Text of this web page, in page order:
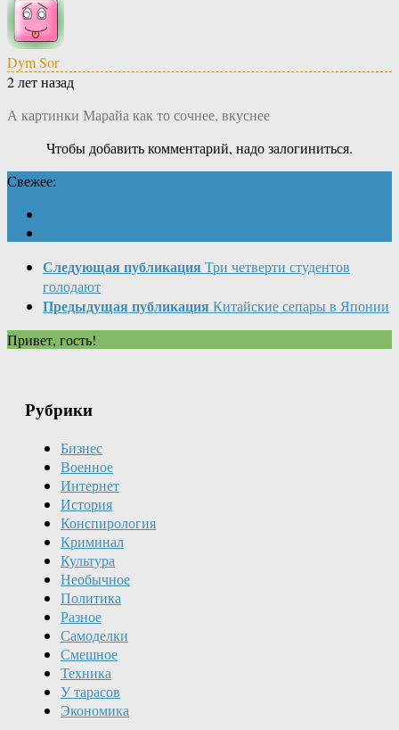
Dym Sor
2 лет назад
А картинки Марайа как то сочнее, вкуснее
Чтобы добавить комментарий, надо залогиниться.
Свежее:
Следующая публикация Три четверти студентов
голодают
Предыдущая публикация Китайские сепары в Японии
Привет, гость!
Рубрики
Бизнес
Военное
Интернет
История
Конспирология
Криминал
Культура
Необычное
Политика
Разное
Самоделки
Смешное
Техника
У тарасов
Экономика